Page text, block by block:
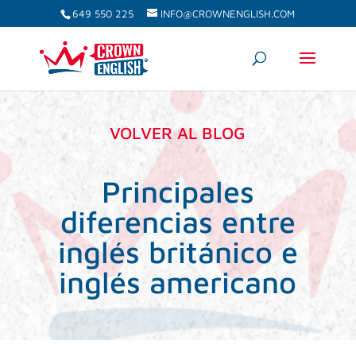
649 550 225 INFO@CROWNENGLISH.COM
VOLVER AL BLOG
Principales
diferencias entre
inglés británico e
inglés americano